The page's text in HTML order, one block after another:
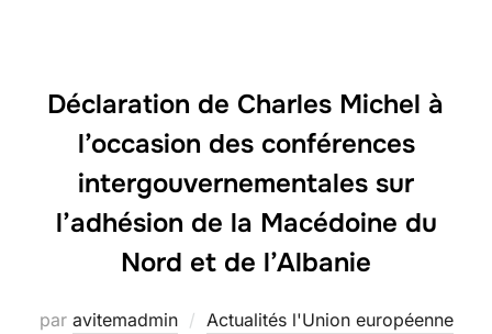
Déclaration de Charles Michel à
l’occasion des conférences
intergouvernementales sur
l’adhésion de la Macédoine du
Nord et de l’Albanie
par avitemadmin
Actualités l'Union européenne